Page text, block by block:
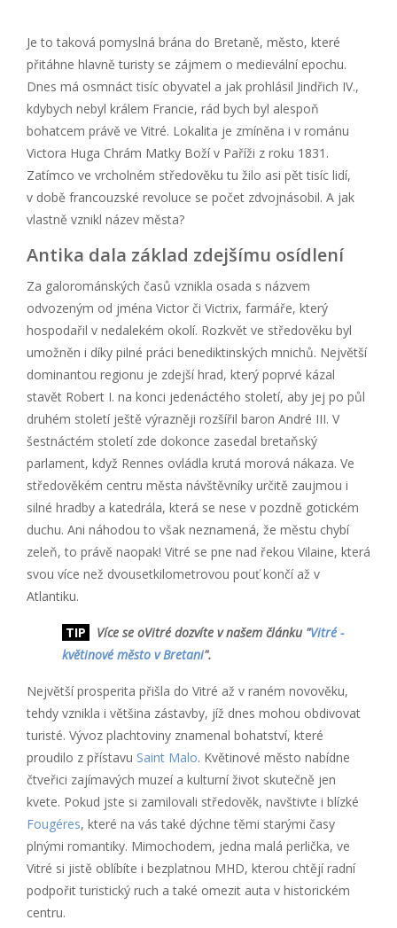
Je to taková pomyslná brána do Bretaně, město, které
přitáhne hlavně turisty se zájmem o medievální epochu.
Dnes má osmnáct tisíc obyvatel a jak prohlásil Jindřich IV.,
kdybych nebyl králem Francie, rád bych byl alespoň
bohatcem právě ve Vitré. Lokalita je zmíněna i v románu
Victora Huga Chrám Matky Boží v Paříži z roku 1831.
Zatímco ve vrcholném středověku tu žilo asi pět tisíc lidí,
v době francouzské revoluce se počet zdvojnásobil. A jak
vlastně vznikl název města?
Antika dala základ zdejšímu osídlení
Za galorománských časů vznikla osada s názvem
odvozeným od jména Victor či Victrix, farmáře, který
hospodařil v nedalekém okolí. Rozkvět ve středověku byl
umožněn i díky pilné práci benediktinských mnichů. Největší
dominantou regionu je zdejší hrad, který poprvé kázal
stavět Robert I. na konci jedenáctého století, aby jej po půl
druhém století ještě výrazněji rozšířil baron André III. V
šestnáctém století zde dokonce zasedal bretaňský
parlament, když Rennes ovládla krutá morová nákaza. Ve
středověkém centru města návštěvníky určitě zaujmou i
silné hradby a katedrála, která se nese v pozdně gotickém
duchu. Ani náhodou to však neznamená, že městu chybí
zeleň, to právě naopak! Vitré se pne nad řekou Vilaine, která
svou více než dvousetkilometrovou pouť končí až v
Atlantiku.
TIP Více se oVitré dozvíte v našem článku "Vitré -
květinové město v Bretani".
Největší prosperita přišla do Vitré až v raném novověku,
tehdy vznikla i většina zástavby, jíž dnes mohou obdivovat
turisté. Vývoz plachtoviny znamenal bohatství, které
proudilo z přístavu Saint Malo. Květinové město nabídne
čtveřici zajímavých muzeí a kulturní život skutečně jen
kvete. Pokud jste si zamilovali středověk, navštivte i blízké
Fougéres, které na vás také dýchne těmi starými časy
plnými romantiky. Mimochodem, jedna malá perlička, ve
Vitré si jistě oblíbíte i bezplatnou MHD, kterou chtějí radní
podpořit turistický ruch a také omezit auta v historickém
centru.